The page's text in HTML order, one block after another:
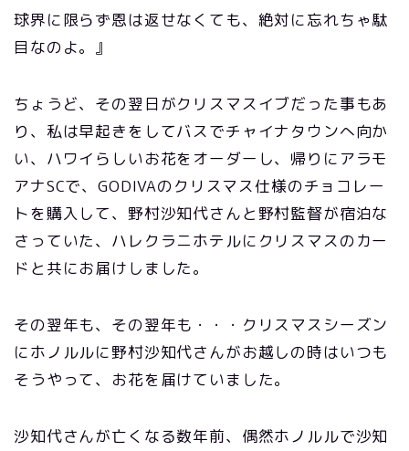
球界に限らず恩は返せなくても、絶対に忘れちゃ駄
目なのよ。』
ちょうど、その翌日がクリスマスイブだった事もあ
り、私は早起きをしてバスでチャイナタウンへ向か
い、ハワイらしいお花をオーダーし、帰りにアラモ
アナSCで、GODIVAのクリスマス仕様のチョコレー
トを購入して、野村沙知代さんと野村監督が宿泊な
さっていた、ハレクラニホテルにクリスマスのカー
ドと共にお届けしました。
その翌年も、その翌年も・・・クリスマスシーズン
にホノルルに野村沙知代さんがお越しの時はいつも
そうやって、お花を届けていました。
沙知代さんが亡くなる数年前、偶然ホノルルで沙知